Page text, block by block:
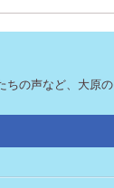
ちの声など、大原の